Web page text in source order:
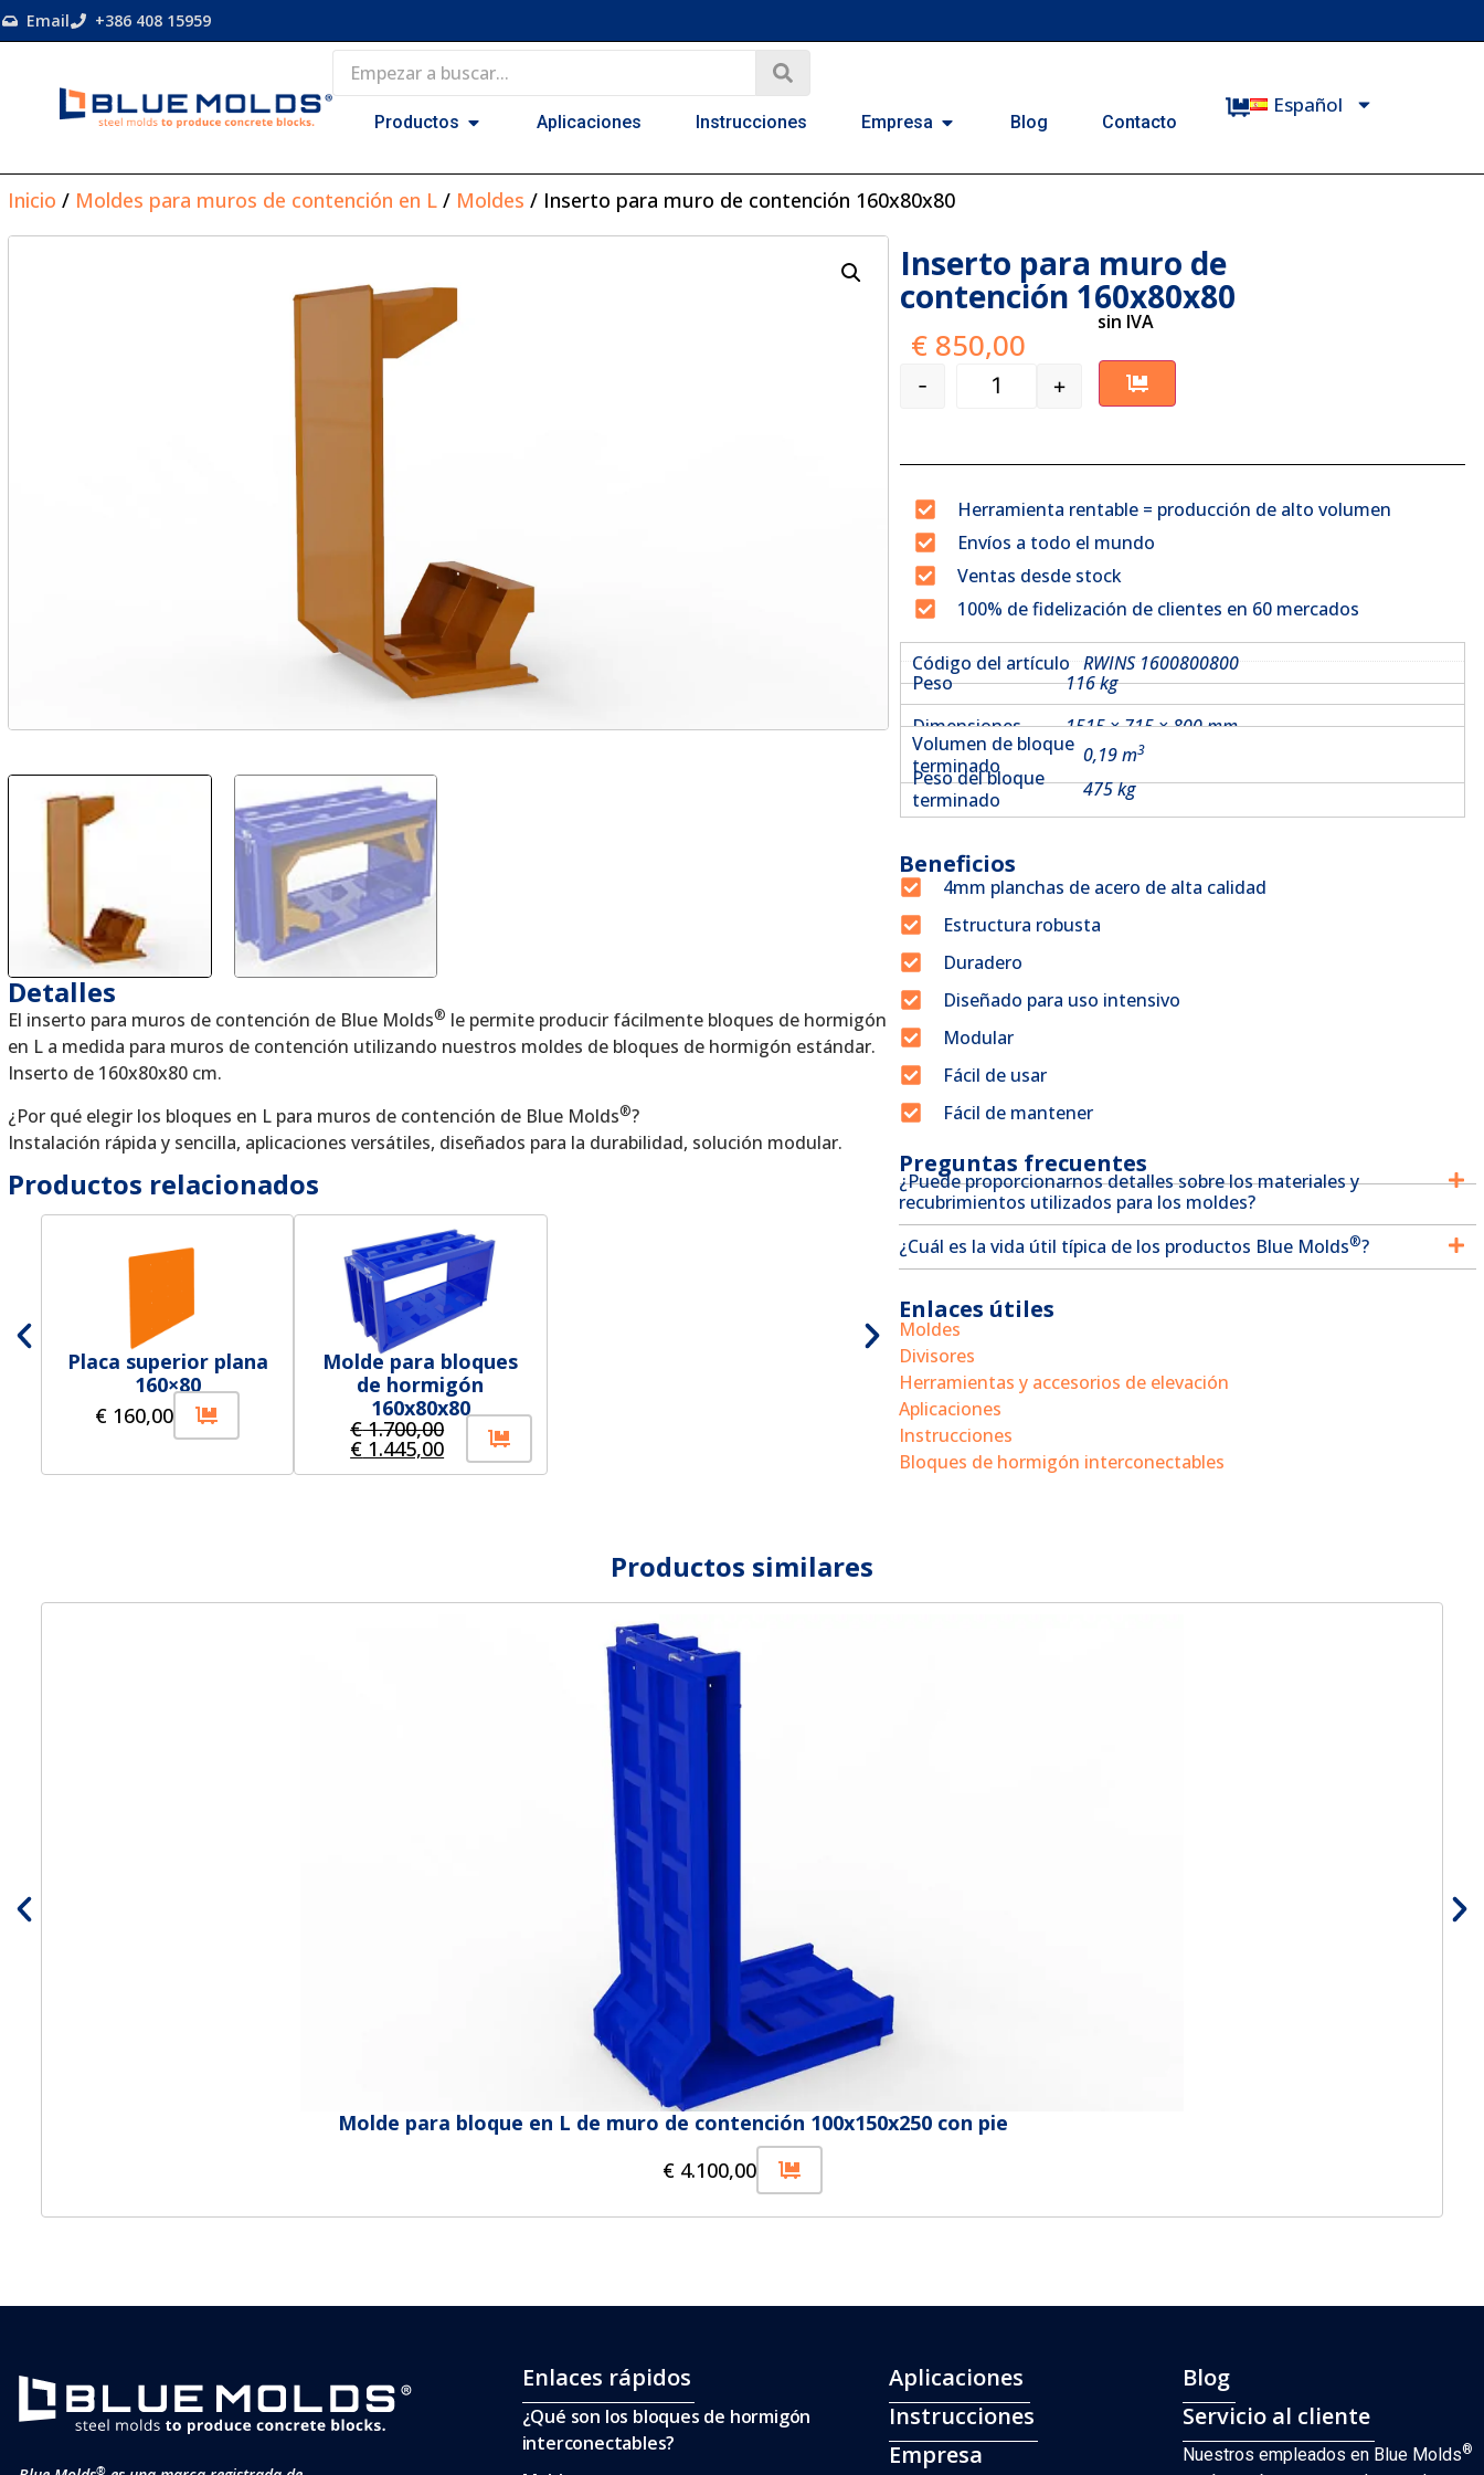
Email +386 408 15959
Productos Aplicaciones Instrucciones Empresa Blog Contacto
Español
Inicio / Moldes para muros de contención en L / Moldes / Inserto para muro de contención 160x80x80
Detalles
El inserto para muros de contención de Blue Molds® le permite producir fácilmente bloques de hormigón
en L a medida para muros de contención utilizando nuestros moldes de bloques de hormigón estándar.
Inserto de 160x80x80 cm.
¿Por qué elegir los bloques en L para muros de contención de Blue Molds®?
Instalación rápida y sencilla, aplicaciones versátiles, diseñados para la durabilidad, solución modular.
Productos relacionados
Placa superior plana
160×80
€ 160,00
Molde para bloques
de hormigón
160x80x80
€1.700,00
€ 1.445,00
Inserto para muro de
contención 160x80x80
€ 850,00
sin IVA
- +
Herramienta rentable = producción de alto volumen
Envíos a todo el mundo
Ventas desde stock
100% de fidelización de clientes en 60 mercados
Código del artículo RWINS 1600800800
Peso
116 kg
Dimensiones
1515 × 715 × 800 mm
Volumen de bloque
terminado
0,19 m3
Peso del bloque
terminado
475 kg
Beneficios
4mm planchas de acero de alta calidad
Estructura robusta
Duradero
Diseñado para uso intensivo
Modular
Fácil de usar
Fácil de mantener
Preguntas frecuentes
¿Puede proporcionarnos detalles sobre los materiales y
recubrimientos utilizados para los moldes?
¿Cuál es la vida útil típica de los productos Blue Molds®?
Enlaces útiles
Moldes
Divisores
Herramientas y accesorios de elevación
Aplicaciones
Instrucciones
Bloques de hormigón interconectables
Productos similares
Molde para bloque en L de muro de contención 100x150x250 con pie
€4.100,00
®
Enlaces rápidos
¿Qué son los bloques de hormigón
interconectables?
Aplicaciones
Instrucciones
Empresa
Blog
Servicio al cliente
Nuestros empleados en Blue Molds®